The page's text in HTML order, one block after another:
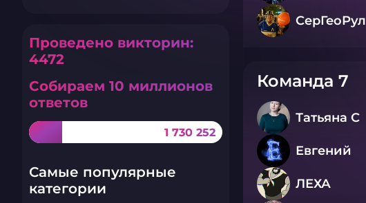
Проведено викторин:
4472
Собираем 10 миллионов
ответов
1 730 252
Самые популярные
категории
СерГеоРул
Команда 7
Татьяна С
Евгений
ЛЕХА